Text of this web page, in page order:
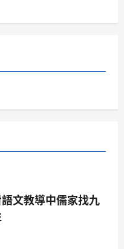
語文教導中儒家找九